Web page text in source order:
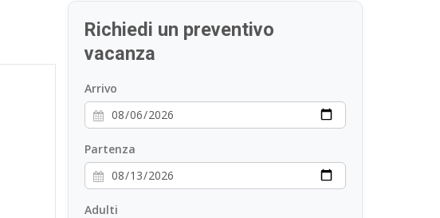
Richiedi un preventivo
vacanza
Arrivo
Partenza
Adulti